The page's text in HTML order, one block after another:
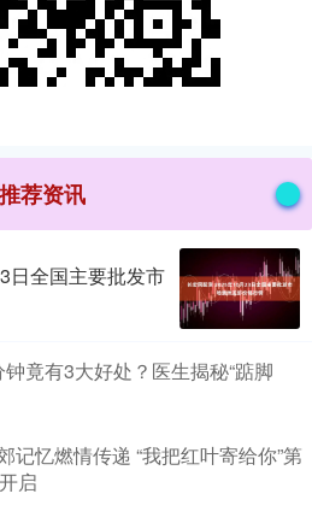
推荐资讯
日全国主要批发市
竟有3大好处？医生揭秘“踮脚
记忆燃情传递 “我把红叶寄给你”第
启